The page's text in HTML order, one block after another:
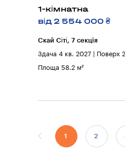
1-кімнатна
від 2 554 000 ₴
Скай Сіті, 7 секцiя
Здача 4 кв. 2027 | Поверх
Площа 58.2 м²
1 2